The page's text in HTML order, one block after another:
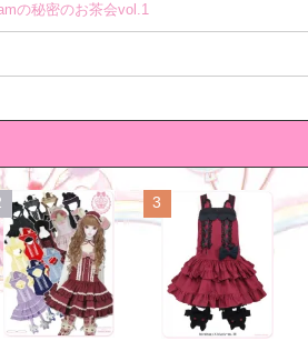
の秘密のお茶会vol.1
3